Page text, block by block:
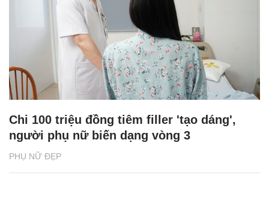
PHỤ NỮ ĐẸP
Chi 100 triệu đồng tiêm filler 'tạo dáng',
người phụ nữ biến dạng vòng 3